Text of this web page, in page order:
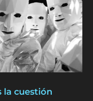
la cuestión